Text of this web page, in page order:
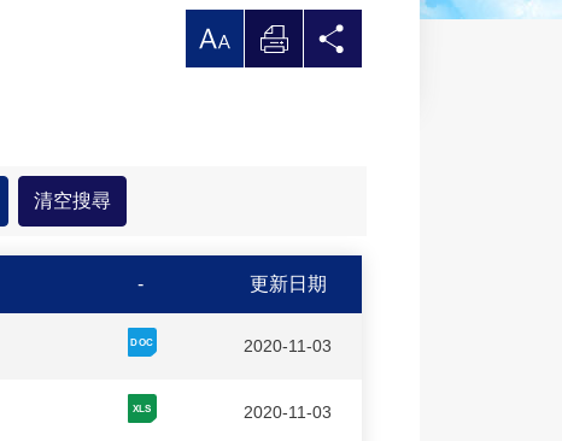
放 列
- 更新日期
2020-11-03
2020-11-03